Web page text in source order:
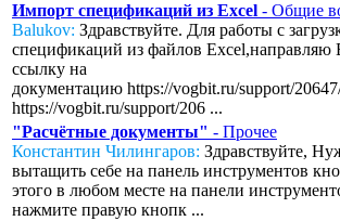
Импорт спецификаций из Excel - Общие
Balukov: Здравствуйте. Для работы с
спецификаций из файлов Excel,направляю
ссылку на
документацию https://vogbit.ru/support/
https://vogbit.ru/support/206 ...
"Расчётные документы" - Прочее
Константин Чилингаров: Здравствуйте,
вытащить себе на панель инструментов
этого в любом месте на панели
нажмите правую кнопк ...